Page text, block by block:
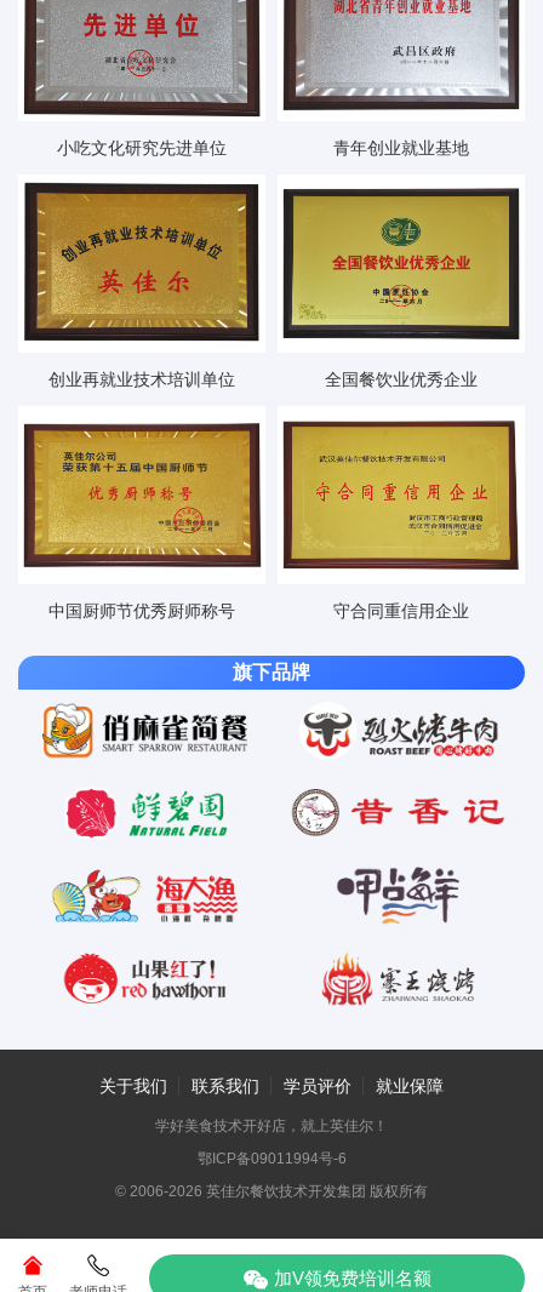
小吃文化研究先进单位 青年创业就业基地
创业再就业技术培训单位 全国餐饮业优秀企业
中国厨师节优秀厨师称号 守合同重信用企业
旗下品牌
关于我们 联系我们 学员评价 就业保障
学好美食技术开好店，就上英佳尔！
鄂ICP备09011994号-6
© 2006-2026 英佳尔餐饮技术开发集团 版权所有
加V领免费培训名额